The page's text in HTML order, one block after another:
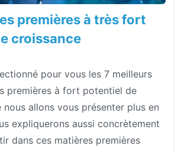
premières à très fort
croissance
pour vous les 7 meilleurs
premières à fort potentiel de
nous allons vous présenter plus en
expliquerons aussi concrètement
dans ces matières premières